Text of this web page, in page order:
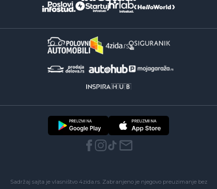
Sadržaj sajta je vlasništvo 4zida.rs. Zabranjeno je njegovo preuzimanje bez